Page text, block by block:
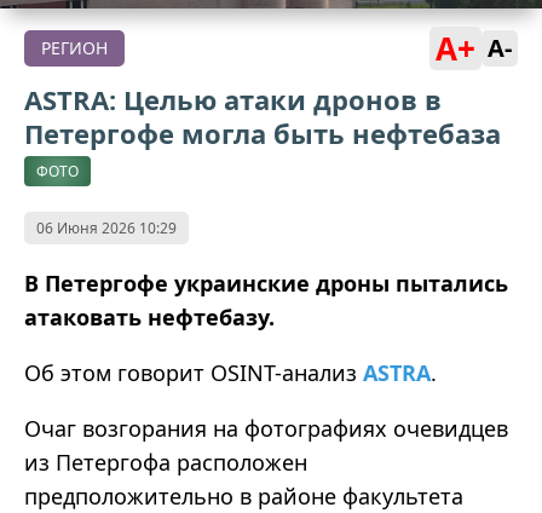
РЕГИОН A+ A-
ASTRA: Целью атаки дронов в
Петергофе могла быть нефтебаза
ФОТО
06 Июня 2026 10:29
В Петергофе украинские дроны пытались
атаковать нефтебазу.
Об этом говорит OSINT-анализ ASTRA.
Очаг возгорания на фотографиях очевидцев
из Петергофа расположен
предположительно в районе факультета